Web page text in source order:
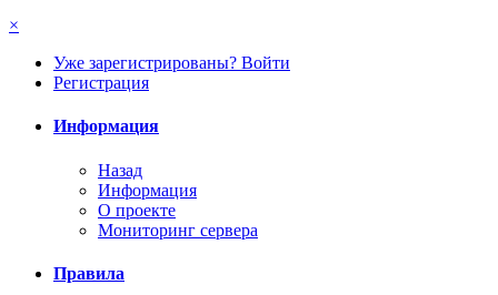
×
Уже зарегистрированы? Войти
Регистрация
Информация
Назад
Информация
О проекте
Мониторинг сервера
Правила